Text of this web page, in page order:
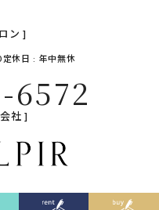
ン ]
定休日 : 年中無休
6572
社 ]